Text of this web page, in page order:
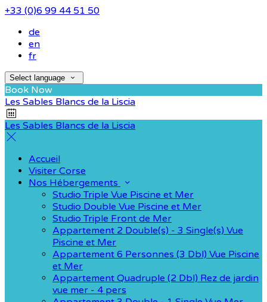
+33 (0)6 99 44 51 50
de
en
fr
Select language
Book Now
Les Sables Blancs de la Liscia
Les Sables Blancs de la Liscia
Accueil
Visiter Corse
Nos Hébergements
Studio Triple Vue Piscine et Mer
Studio Double Vue Piscine et Mer
Studio Triple Front de Mer
Appartement 2 Double(s) - 3 Single(s) Vue
Piscine et Mer
Appartement 6 Personnes (3 Dbl) Vue Piscine
et Mer
Appartement Quadruple (2 Dbl) Rez de jardin
vue mer - 4 pers